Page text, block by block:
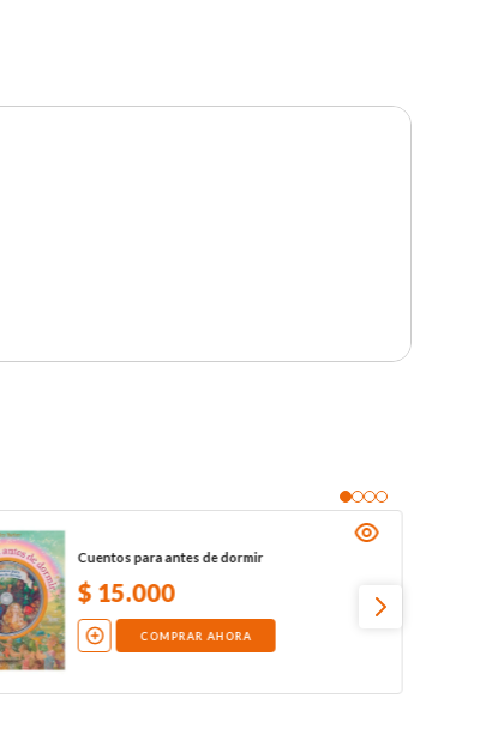
Cuentos para antes de dormir
$ 15.000
COMPRAR AHORA